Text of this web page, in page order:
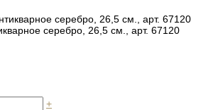
серебро, 26,5 см., арт. 67120
+